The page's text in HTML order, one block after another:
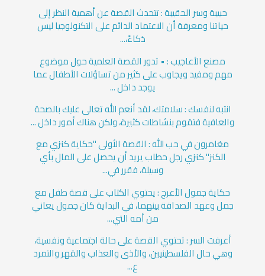
حبيبة وسر الحقيبة : تتحدث القصة عن أهمية النظر إلى
حياتنا ومعرفة أن الاعتماد الدائم على التكنولوجيا ليس
ذكاءً،...
مصنع الأعاجيب : • تدور القصة العلمية حول موضوع
مهم ومفيد ويجاوب على كثير من تساؤلات الأطفال عما
يوجد داخل ...
انتبه لنفسك : سلامتك، لقد أنعم الله تعالى عليك بالصحة
والعافية فتقوم بنشاطات كثيرة، ولكن هناك أمور داخل ...
مغامرون في حب الله : القصة الأولى "حكاية كنزي مع
الكنز" كنزي رجل حطاب يريد أن يحصل على المال بأي
وسيلة، فقرر في...
حكاية جمول الأعرج : يحتوي الكتاب على قصة طفل مع
جمل وعهد الصداقة بينهما، في البداية كان جمول يعاني
من أمه التي...
أعرفت السر : تحتوي القصة على حالة اجتماعية ونفسية،
وهي حال الفلسطينيين، والأذى والعذاب والقهر والتمرد
ع...